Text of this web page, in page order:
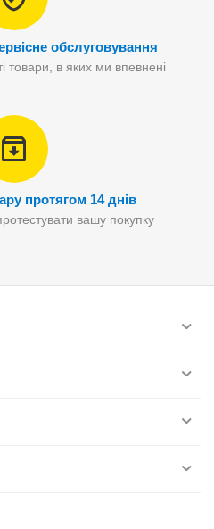
обслуговування
товари, в яких ми впевнені
протягом 14 днів
вашу покупку